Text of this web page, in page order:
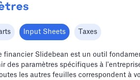
Input Sheets Taxes
financier Slidebean est un outil
des paramètres spécifiques à
les autres feuilles correspondent à